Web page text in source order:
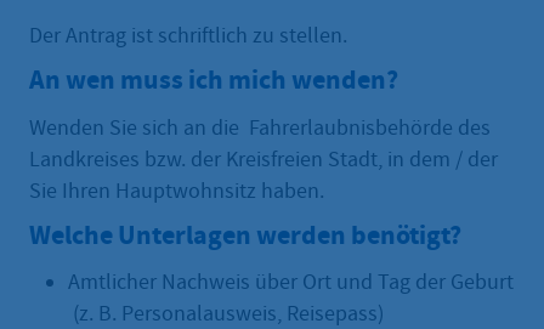
Der Antrag ist schriftlich zu stellen.
An wen muss ich mich wenden?
Wenden Sie sich an die Fahrerlaubnisbehörde des
Landkreises bzw. der Kreisfreien Stadt, in dem / der
Sie Ihren Hauptwohnsitz haben.
Welche Unterlagen werden benötigt?
Amtlicher Nachweis über Ort und Tag der Geburt
(z. B. Personalausweis, Reisepass)